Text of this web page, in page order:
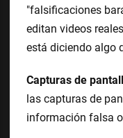
"falsificaciones
editan videos
está diciendo algo
Capturas de
las capturas de
información falsa